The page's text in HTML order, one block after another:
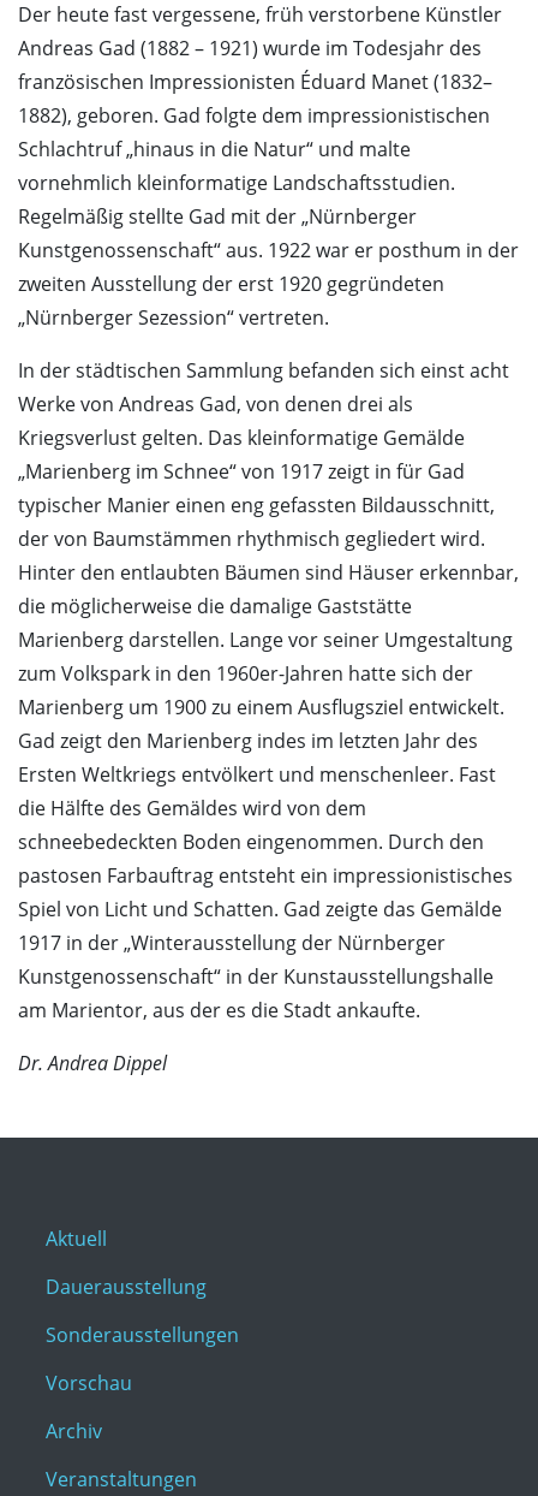
Der heute fast vergessene, früh verstorbene Künstler
Andreas Gad (1882 – 1921) wurde im Todesjahr des
französischen Impressionisten Éduard Manet (1832–
1882), geboren. Gad folgte dem impressionistischen
Schlachtruf „hinaus in die Natur“ und malte
vornehmlich kleinformatige Landschaftsstudien.
Regelmäßig stellte Gad mit der „Nürnberger
Kunstgenossenschaft“ aus. 1922 war er posthum in der
zweiten Ausstellung der erst 1920 gegründeten
„Nürnberger Sezession“ vertreten.
In der städtischen Sammlung befanden sich einst acht
Werke von Andreas Gad, von denen drei als
Kriegsverlust gelten. Das kleinformatige Gemälde
„Marienberg im Schnee“ von 1917 zeigt in für Gad
typischer Manier einen eng gefassten Bildausschnitt,
der von Baumstämmen rhythmisch gegliedert wird.
Hinter den entlaubten Bäumen sind Häuser erkennbar,
die möglicherweise die damalige Gaststätte
Marienberg darstellen. Lange vor seiner Umgestaltung
zum Volkspark in den 1960er-Jahren hatte sich der
Marienberg um 1900 zu einem Ausflugsziel entwickelt.
Gad zeigt den Marienberg indes im letzten Jahr des
Ersten Weltkriegs entvölkert und menschenleer. Fast
die Hälfte des Gemäldes wird von dem
schneebedeckten Boden eingenommen. Durch den
pastosen Farbauftrag entsteht ein impressionistisches
Spiel von Licht und Schatten. Gad zeigte das Gemälde
1917 in der „Winterausstellung der Nürnberger
Kunstgenossenschaft“ in der Kunstausstellungshalle
am Marientor, aus der es die Stadt ankaufte.
Dr. Andrea Dippel
Aktuell
Dauerausstellung
Sonderausstellungen
Vorschau
Archiv
Veranstaltungen